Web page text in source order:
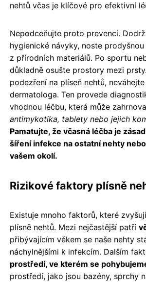
nehtů včas je klíčové pro efektivní
Nepodceňujte proto prevenci.
hygienické návyky, noste
z přírodních materiálů. Po sportu
důkladně osušte prostory mezi
podezření na plíseň nehtů,
dermatologa. Ten provede
vhodnou léčbu, která může
antimykotika, tablety nebo jejich
Pamatujte, že včasná léčba je
šíření infekce na ostatní nehty
vašem okolí.
Rizikové faktory plísně
Existuje mnoho faktorů, které
plísně nehtů. Mezi nejčastější patří
přibývajícím věkem se naše nehty
náchylnějšími k infekcím. Dalším
prostředí, ve kterém se
prostředí, jako jsou bazény, sprchy